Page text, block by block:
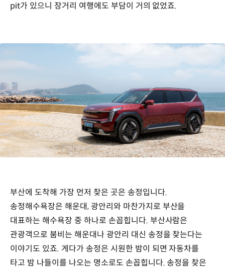
pit가 있으니 장거리 여행에도 부담이 거의 없었죠.
부산에 도착해 가장 먼저 찾은 곳은 송정입니다.
송정해수욕장은 해운대, 광안리와 마찬가지로 부산을
대표하는 해수욕장 중 하나로 손꼽힙니다. 부산사람은
관광객으로 붐비는 해운대나 광안리 대신 송정을 찾는다는
이야기도 있죠. 게다가 송정은 시원한 밤이 되면 자동차를
타고 밤 나들이를 나오는 명소로도 손꼽힙니다. 송정을 찾은